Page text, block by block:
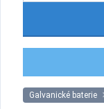
Galvanické baterie